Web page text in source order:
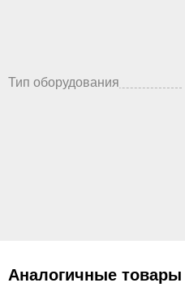
Тип оборудования
Аналогичные товары